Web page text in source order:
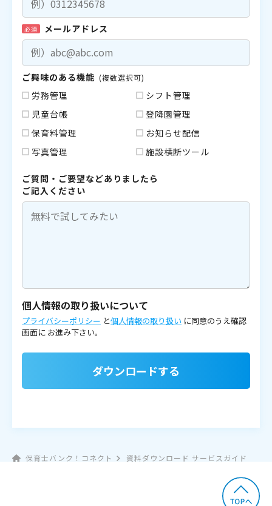
必須 メールアドレス
ご興味のある機能 (複数選択可)
労務管理
シフト管理
児童台帳
登降園管理
保育料管理
お知らせ配信
写真管理
施設横断ツール
ご質問・ご要望などありましたら
ご記入ください
個人情報の取り扱いについて
プライバシーポリシー と個人情報の取り扱い に同意のうえ確認
画面に お進み下さい。
ダウンロードする
保育士バンク！コネクト 資料ダウンロード サービスガイド